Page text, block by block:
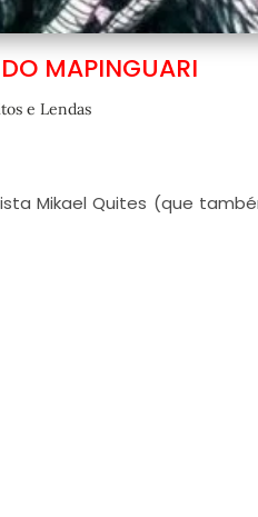
MAPINGUARI
e Lendas
Mikael Quites (que